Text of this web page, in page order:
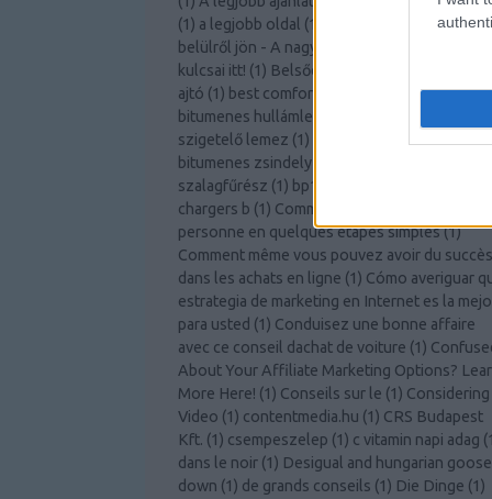
(1) a legjobb oldal (1
A szabadság
belülről jön - A nagyobb személyes fejlődés
kulcsai itt! (1) Belsőépítészeti ötletek
ajtó (1) best comforter bitcoin knots(1)
bitumenes hullámlemez árgép
szigetelő lemez (1) bitumenes vízszigetelés(
bitumenes zsindely tekercs árgép
szalagfűrész (1) bp125
chargers b (1) Comment devenir une meilleure
personne en quelques étapes simples(1)
Comment même vous pouvez avoir du succès
dans les achats en ligne (1) Cómo averiguar
estrategia de marketing en Internet es la
para usted (1) Conduisez une bonne affaire
avec ce conseil dachat de voiture (1)
About Your Affiliate Marketing Options?
More Here! (1) Conseils sur le (1) Considering
Video (1) contentmedia.hu (1) CRS Budapest
Kft. (1) csempeszelep (1) c vitamin napi adag (1
dans le noir (1) Desigual and hungarian goose
down (1) de grands conseils (1) Die Dinge (1)